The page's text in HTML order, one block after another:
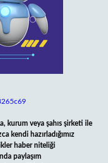
kurum veya şahıs şirketi ile
kendi hazırladığımız
haber niteliği
paylaşım